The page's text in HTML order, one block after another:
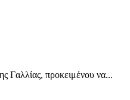
Γαλλίας, προκειμένου να...